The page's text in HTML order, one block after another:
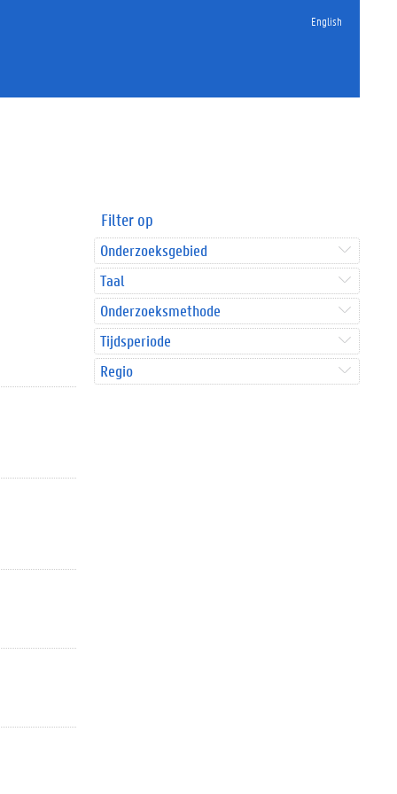
English
Filter op
Onderzoeksgebied
Taal
Onderzoeksmethode
Tijdsperiode
Regio